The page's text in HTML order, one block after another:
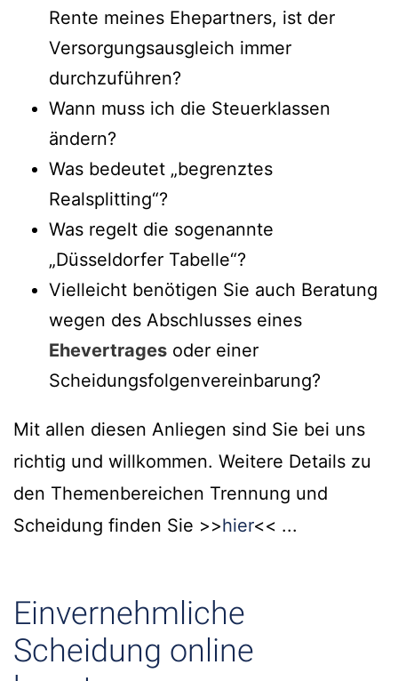
Rente meines Ehepartners, ist der
Versorgungsausgleich immer
durchzuführen?
Wann muss ich die Steuerklassen
ändern?
Was bedeutet „begrenztes
Realsplitting“?
Was regelt die sogenannte
„Düsseldorfer Tabelle“?
Vielleicht benötigen Sie auch Beratung
wegen des Abschlusses eines
Ehevertrages oder einer
Scheidungsfolgenvereinbarung?
Mit allen diesen Anliegen sind Sie bei uns
richtig und willkommen. Weitere Details zu
den Themenbereichen Trennung und
Scheidung finden Sie >>hier<< ...
Einvernehmliche
Scheidung online